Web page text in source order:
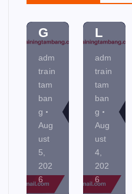
G
adm
train
tam
ban
g
Aug
ust
5,
202
6
L
adm
train
tam
ban
g
Aug
ust
4,
202
6